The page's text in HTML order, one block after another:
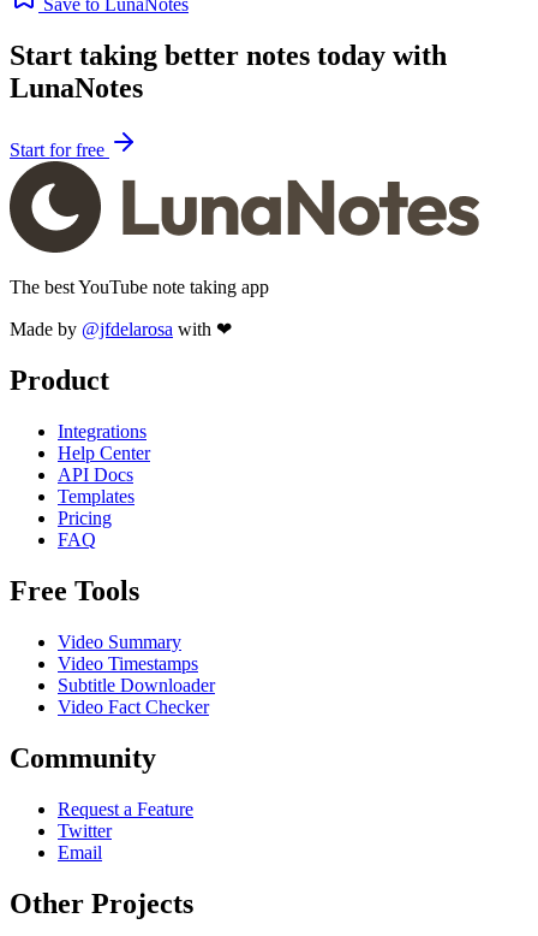
Start taking better notes today with
LunaNotes
Start for free
The best YouTube note taking app
Made by @jfdelarosa with ❤
Product
Integrations
Help Center
API Docs
Templates
Pricing
FAQ
Free Tools
Video Summary
Video Timestamps
Subtitle Downloader
Video Fact Checker
Community
Request a Feature
Twitter
Email
Other Projects